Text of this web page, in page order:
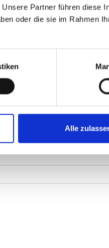
Partner führen diese
oder die sie im Rahmen
Alle